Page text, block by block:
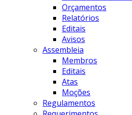
Orçamentos
Relatórios
Editais
Avisos
Assembleia
Membros
Editais
Atas
Moções
Regulamentos